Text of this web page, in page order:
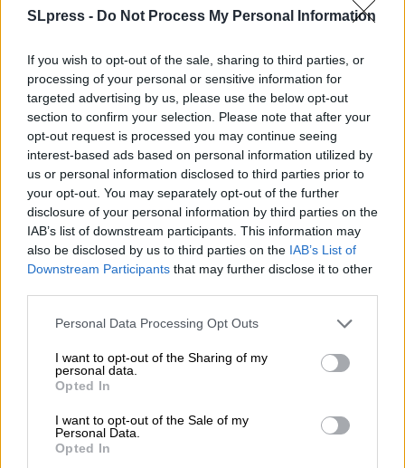
SLpress - Do Not Process My Personal Information
If you wish to opt-out of the sale, sharing to third parties, or
processing of your personal or sensitive information for
targeted advertising by us, please use the below opt-out
section to confirm your selection. Please note that after your
opt-out request is processed you may continue seeing
interest-based ads based on personal information utilized by
us or personal information disclosed to third parties prior to
your opt-out. You may separately opt-out of the further
disclosure of your personal information by third parties on the
IAB’s list of downstream participants. This information may
also be disclosed by us to third parties on the IAB’s List of
Downstream Participants that may further disclose it to other
Personal Data Processing Opt Outs
I want to opt-out of the Sharing of my
personal data.
Opted In
I want to opt-out of the Sale of my
Personal Data.
Opted In
Γερμανία, θέλουν να μας κάνουν να περάσουμε
δήλωσε ο Zakiri, προσθέτοντας τα εξής: «Εκείνη
την εποχή σαμποτάρισαν την επανάσταση με την
οργάνωση-ομπρέλα “Φίλοι της Συρίας”.
Τώρα θέλουν να διαμορφώσουν αυτή τη νέα
οικοδόμηση διεισδύοντας στο κράτος που
προσπαθήσαμε να δημιουργήσουμε πληρώνοντας
πέσουμε σε αυτή την παγίδα. Πρώτα απ’ όλα, δεν
θέλουν να μείνουν εκτός πολιτικής. Από την άλλη,
έρχονται στη Δαμασκό με αποστολή τρόπον τινά
επίτιμου πρεσβευτή του PKK και του Ισραήλ. Θα
δημιουργήσουν το πολιτικό περιβάλλον που